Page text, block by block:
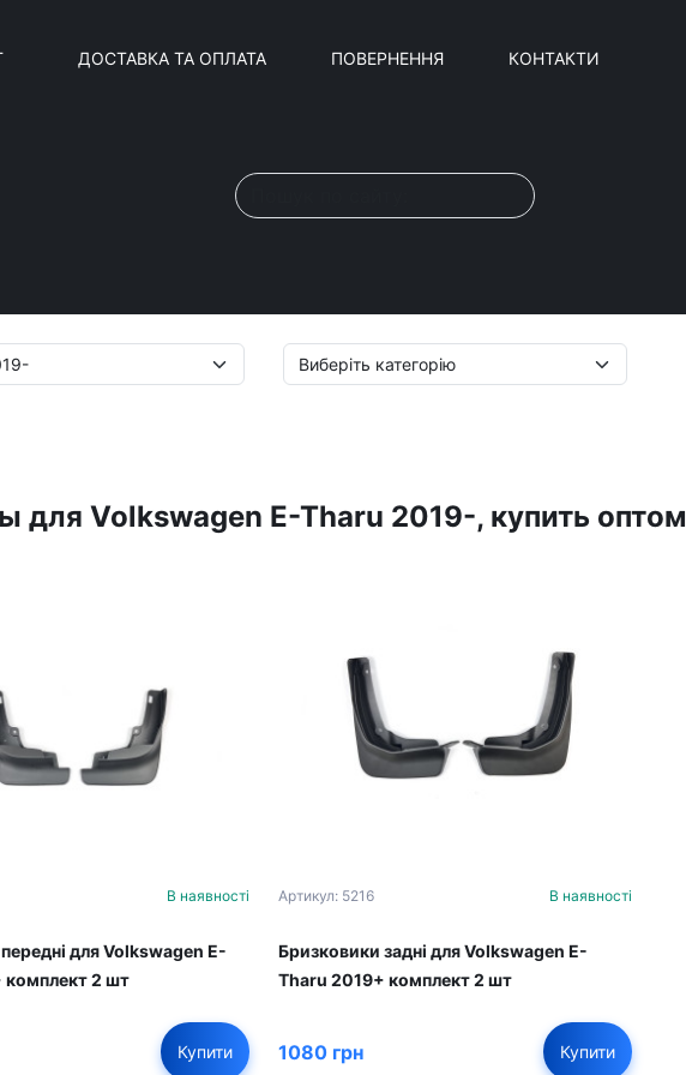
ДОСТАВКА ТА ОПЛАТА ПОВЕРНЕННЯ КОНТАКТИ
для Volkswagen E-Tharu 2019-, купить оптом
В наявності
для Volkswagen E-
комплект 2 шт
Купити
Артикул: 5216 В наявності
Бризковики задні для Volkswagen E-
Tharu 2019+ комплект 2 шт
1080 грн Купити